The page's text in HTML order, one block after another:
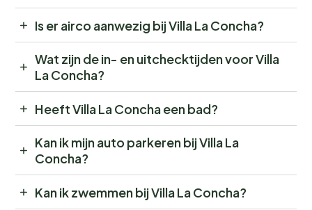
Is er airco aanwezig bij Villa La Concha?
Wat zijn de in- en uitchecktijden voor Villa
La Concha?
Heeft Villa La Concha een bad?
Kan ik mijn auto parkeren bij Villa La
Concha?
Kan ik zwemmen bij Villa La Concha?